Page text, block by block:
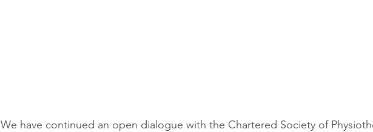
We have continued an open dialogue with the Chartered Society of